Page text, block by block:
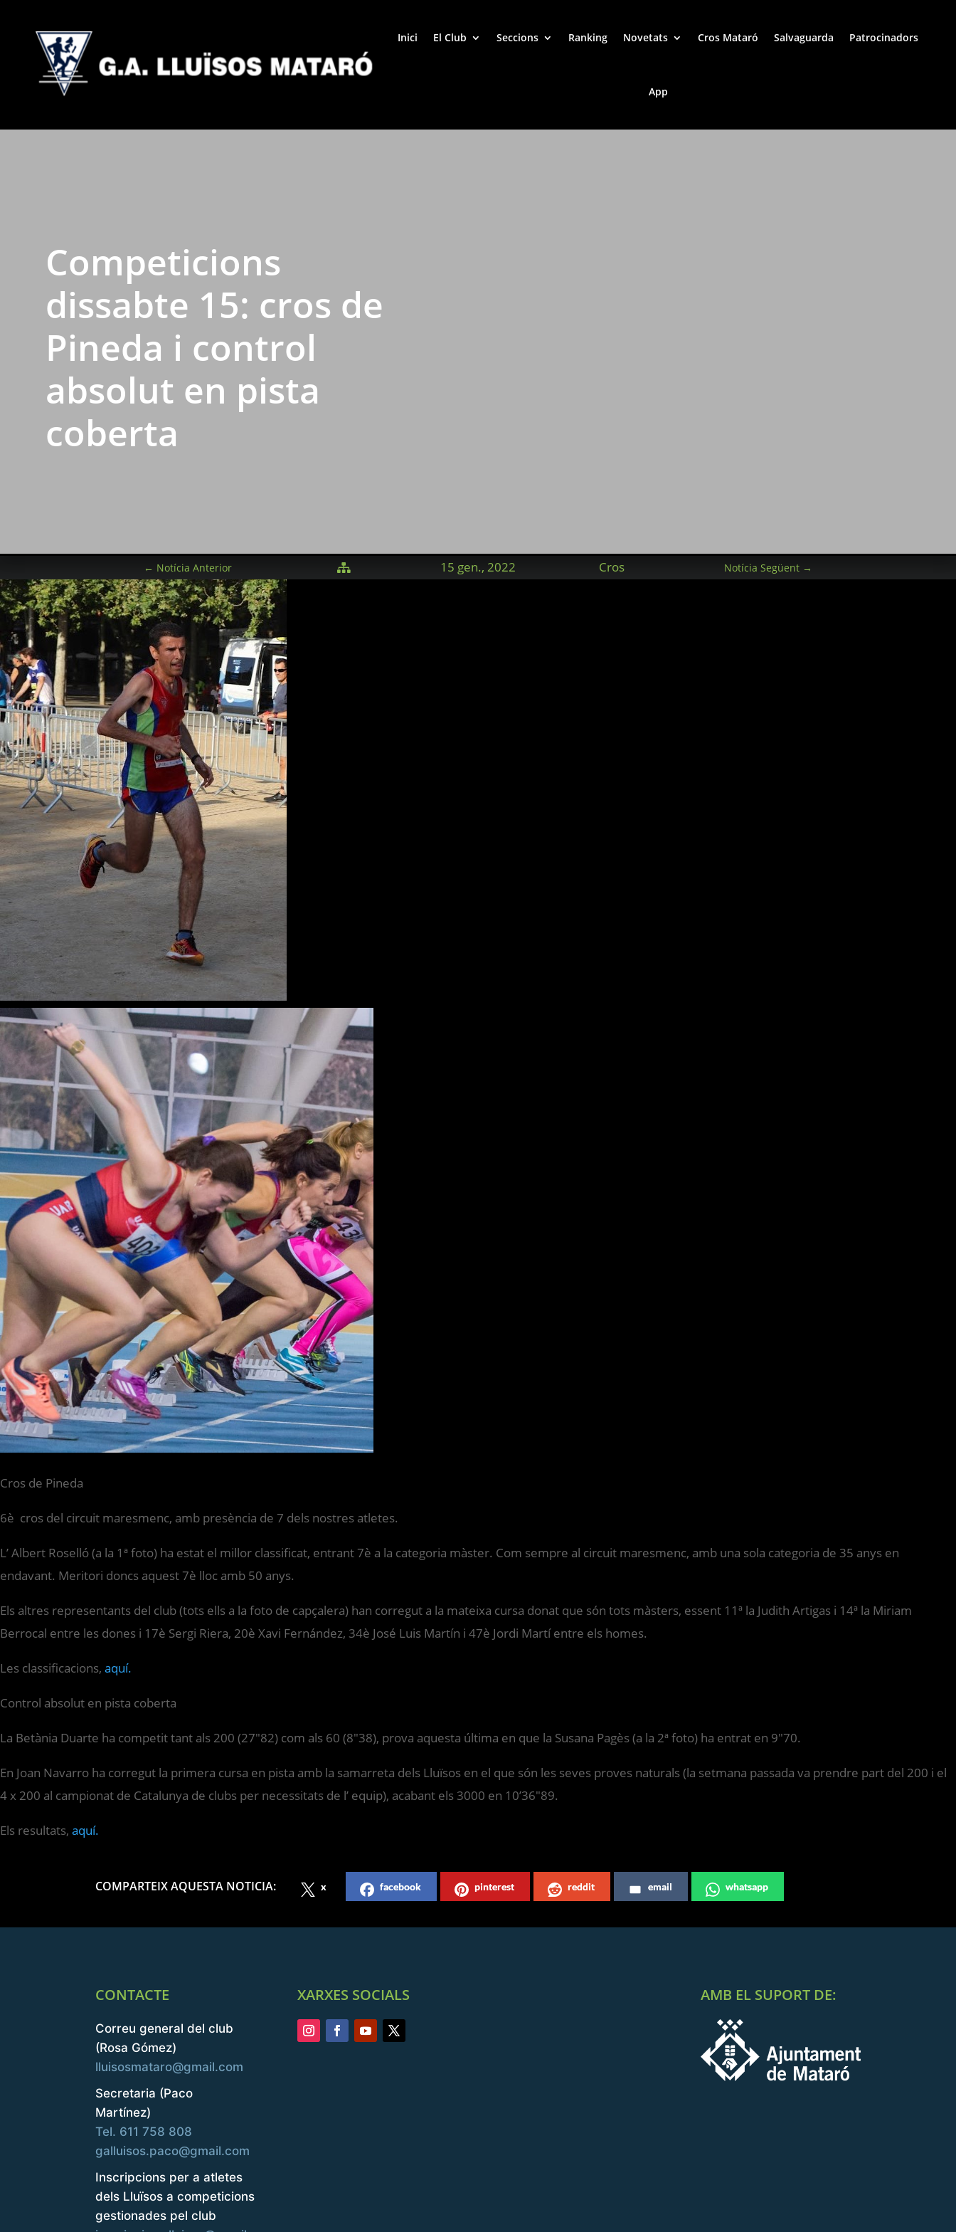
Inici El Club Seccions Ranking Novetats Cros Mataró Salvaguarda Patrocinadors
App
Competicions
dissabte 15: cros de
Pineda i control
absolut en pista
coberta
← Notícia Anterior  15 gen., 2022 Cros Notícia Següent →
Cros de Pineda
6è cros del circuit maresmenc, amb presència de 7 dels nostres atletes.
L’ Albert Roselló (a la 1ª foto) ha estat el millor classificat, entrant 7è a la categoria màster. Com sempre al circuit maresmenc, amb una sola categoria de 35 anys en
endavant. Meritori doncs aquest 7è lloc amb 50 anys.
Els altres representants del club (tots ells a la foto de capçalera) han corregut a la mateixa cursa donat que són tots màsters, essent 11ª la Judith Artigas i 14ª la Miriam
Berrocal entre les dones i 17è Sergi Riera, 20è Xavi Fernández, 34è José Luis Martín i 47è Jordi Martí entre els homes.
Les classificacions, aquí.
Control absolut en pista coberta
La Betània Duarte ha competit tant als 200 (27″82) com als 60 (8″38), prova aquesta última en que la Susana Pagès (a la 2ª foto) ha entrat en 9″70.
En Joan Navarro ha corregut la primera cursa en pista amb la samarreta dels Lluïsos en el que són les seves proves naturals (la setmana passada va prendre part del 200 i el
4 x 200 al campionat de Catalunya de clubs per necessitats de l’ equip), acabant els 3000 en 10’36″89.
Els resultats, aquí.
COMPARTEIX AQUESTA NOTICIA: x facebook pinterest reddit email whatsapp
CONTACTE
Correu general del club
(Rosa Gómez)
lluisosmataro@gmail.com
Secretaria (Paco
Martínez)
Tel. 611 758 808
galluisos.paco@gmail.com
Inscripcions per a atletes
dels Lluïsos a competicions
gestionades pel club
XARXES SOCIALS AMB EL SUPORT DE: